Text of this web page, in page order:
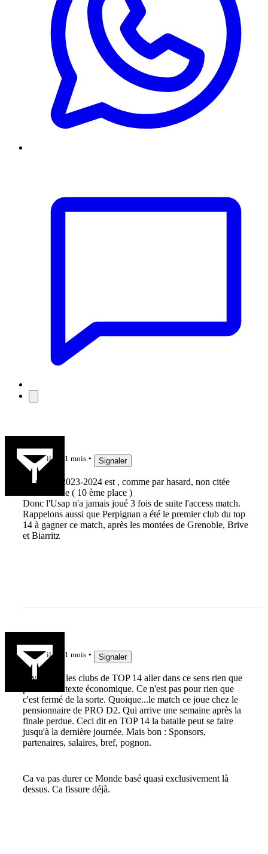
il y a 1 mois Signaler
La saison 2023-2024 est , comme par hasard, non citée
dans l'article ( 10 ème place )
Donc l'Usap n'a jamais joué 3 fois de suite l'access match.
Rappelons aussi que Perpignan a été le premier club du top
14 à gagner ce match, après les montées de Grenoble, Brive
et Biarritz
il y a 1 mois Signaler
je vois mal les clubs de TOP 14 aller dans ce sens rien que
pour le contexte économique. Ce n'est pas pour rien que
c'est fermé de la sorte. Quoique...le match ce joue chez le
pensionnaire de PRO D2. Qui arrive une semaine après la
finale perdue. Ceci dit en TOP 14 la bataile peut se faire
jusqu'à la dernière journée. Mais bon : Sponsors,
partenaires, salaires, bref, pognon.
Ca va pas durer ce Monde basé quasi exclusivement là
dessus. Ca fissure déjà.